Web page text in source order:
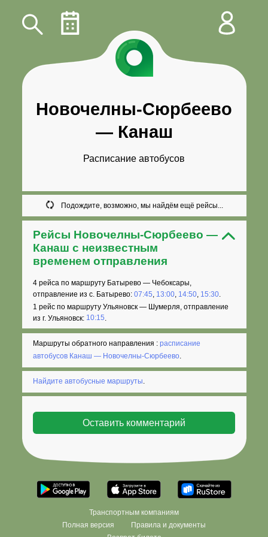
Новочелны-Сюрбеево
— Канаш
Расписание автобусов
Подождите, возможно, мы найдём ещё рейсы...
Рейсы Новочелны-Сюрбеево —
Канаш с неизвестным
временем отправления
4 рейса по маршруту Батырево — Чебоксары,
отправление из с. Батырево:07:45, 13:00, 14:50, 15:30.
1 рейс по маршруту Ульяновск — Шумерля, отправление
из г. Ульяновск: 10:15
Маршруты обратного направления :расписание
автобусов Канаш — Новочелны-Сюрбеево.
Найдите автобусные маршруты.
Транспортным компаниям
Полная версия
Правила и документы